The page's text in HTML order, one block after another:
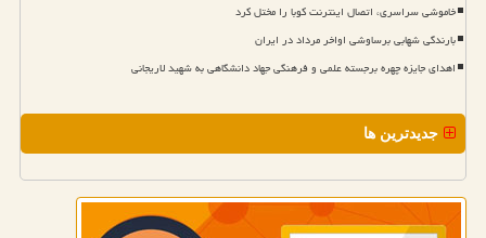
خاموشی سراسری، اتصال اینترنت کوبا را مختل کرد
بارندگی شهابی برساوشی اواخر مرداد در ایران
اهدای جایزه چهره برجسته علمی و فرهنگی جهاد دانشگاهی به شهید لاریجانی
جدیدترین ها